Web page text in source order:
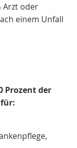
Arzt oder
einem Unfall
Prozent der